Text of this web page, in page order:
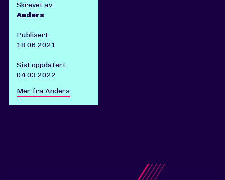
Skrevet av:
Anders
Publisert:
18.06.2021
Sist oppdatert:
04.03.2022
Mer fra Anders